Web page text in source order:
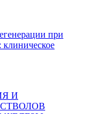
при
И